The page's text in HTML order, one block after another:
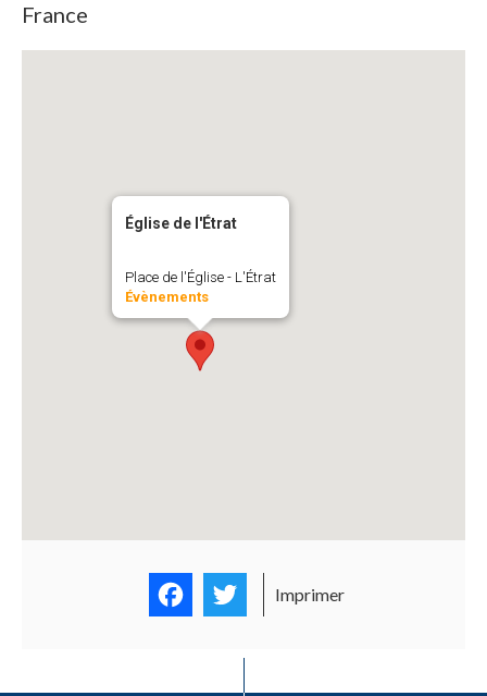
France
Église de l'Étrat
Place de l'Église - L'Étrat
Évènements
FacebookTwitter
Imprimer